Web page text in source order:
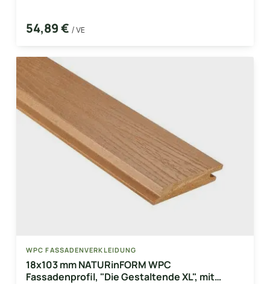
54,89 € / VE
WPC FASSADENVERKLEIDUNG
18x103 mm NATURinFORM WPC
Fassadenprofil, "Die Gestaltende XL", mit